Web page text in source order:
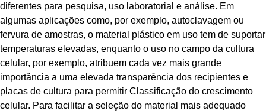
diferentes para pesquisa, uso laboratorial e análise. Em
algumas aplicações como, por exemplo, autoclavagem ou
fervura de amostras, o material plástico em uso tem de suportar
temperaturas elevadas, enquanto o uso no campo da cultura
celular, por exemplo, atribuem cada vez mais grande
importância a uma elevada transparência dos recipientes e
placas de cultura para permitir Classificação do crescimento
celular. Para facilitar a seleção do material mais adequado